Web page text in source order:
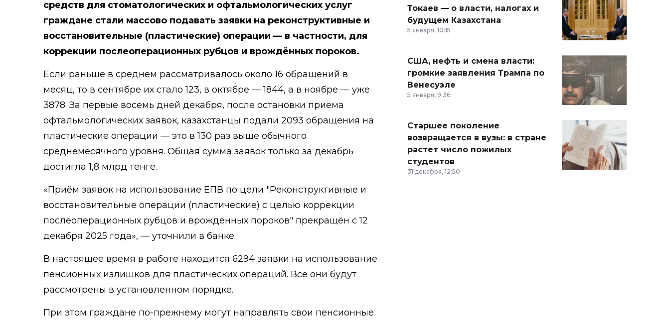
средств для стоматологических и офтальмологических услуг
граждане стали массово подавать заявки на реконструктивные и
восстановительные (пластические) операции — в частности, для
коррекции послеоперационных рубцов и врождённых пороков.
Если раньше в среднем рассматривалось около 16 обращений в
месяц, то в сентябре их стало 123, в октябре — 1844, а в ноябре — уже
3878. За первые восемь дней декабря, после остановки приёма
офтальмологических заявок, казахстанцы подали 2093 обращения на
пластические операции — это в 130 раз выше обычного
среднемесячного уровня. Общая сумма заявок только за декабрь
достигла 1,8 млрд тенге.
«Приём заявок на использование ЕПВ по цели "Реконструктивные и
восстановительные операции (пластические) с целью коррекции
послеоперационных рубцов и врождённых пороков" прекращён с 12
декабря 2025 года», — уточнили в банке.
В настоящее время в работе находится 6294 заявки на использование
пенсионных излишков для пластических операций. Все они будут
рассмотрены в установленном порядке.
При этом граждане по-прежнему могут направлять свои пенсионные
Токаев — о власти, налогах и
будущем Казахстана
5 января, 10:15
США, нефть и смена власти:
громкие заявления Трампа по
Венесуэле
5 января, 9:36
Старшее поколение
возвращается в вузы: в стране
растет число пожилых
студентов
31 декабря, 12:50